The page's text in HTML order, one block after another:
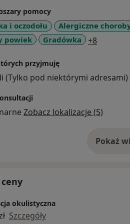
i złośliwych guzów spojówki i
pomocy
i oczodołu Alergiczne
powiek
Gradówka +8
przyjmuję
(Tylko pod niektórymi adresami)
Zobacz lokalizacje (5)
Pokaż o
ceny
okulistyczna
Szczegóły